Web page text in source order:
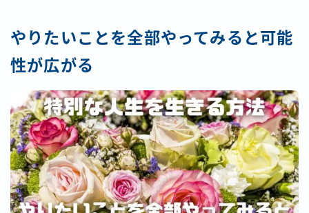
やりたいことを全部やってみると可能
性が広がる